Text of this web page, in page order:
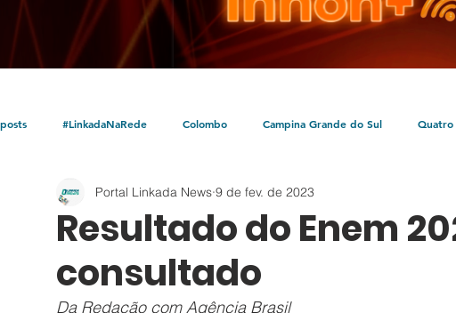
#LinkadaNaRede Colombo Campina Grande do Sul Quatro
Policial Bocaiúva do Sul Litoral
Resultado do Enem
consultado
Portal Linkada News 9 de fev. de 2023
Da Redação com Agência Brasil